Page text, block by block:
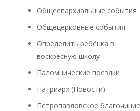
Общеепархиальные события
Общецерковные события
Определить ребёнка в
воскресную школу
Паломнические поездки
Патриарх (Новости)
Петропавловское благочиние